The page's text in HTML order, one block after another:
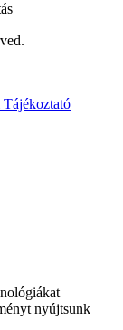
Tájékoztató
nyújtsunk